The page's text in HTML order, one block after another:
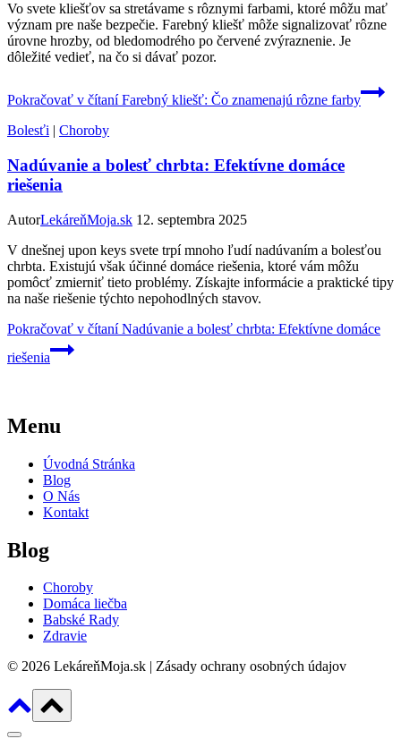
Vo svete kliešťov sa stretávame s rôznymi farbami, ktoré môžu mať
význam pre naše bezpečie. Farebný kliešť môže signalizovať rôzne
úrovne hrozby, od bledomodrého po červené zvýraznenie. Je
dôležité vedieť, na čo si dávať pozor.
Pokračovať v čítaníFarebný kliešť: Čo znamenajú rôzne farby
Bolesťi | Choroby
Nadúvanie a bolesť chrbta: Efektívne domáce
riešenia
AutorLekáreňMoja.sk 12. septembra 2025
V dnešnej upon keys svete trpí mnoho ľudí nadúvaním a bolesťou
chrbta. Existujú však účinné domáce riešenia, ktoré vám môžu
pomôcť zmierniť tieto problémy. Získajte informácie a praktické tipy
na naše riešenie týchto nepohodlných stavov.
Pokračovať v čítaníNadúvanie a bolesť chrbta: Efektívne domáce
riešenia
Menu
Úvodná Stránka
Blog
O Nás
Kontakt
Blog
Choroby
Domáca liečba
Babské Rady
Zdravie
© 2026 LekáreňMoja.sk | Zásady ochrany osobných údajov